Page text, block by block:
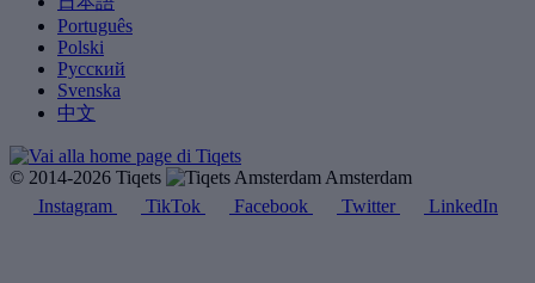
Português
Polski
Русский
Svenska
中文
© 2014-2026 Tiqets
Amsterdam
Instagram
TikTok Facebook Twitter LinkedIn